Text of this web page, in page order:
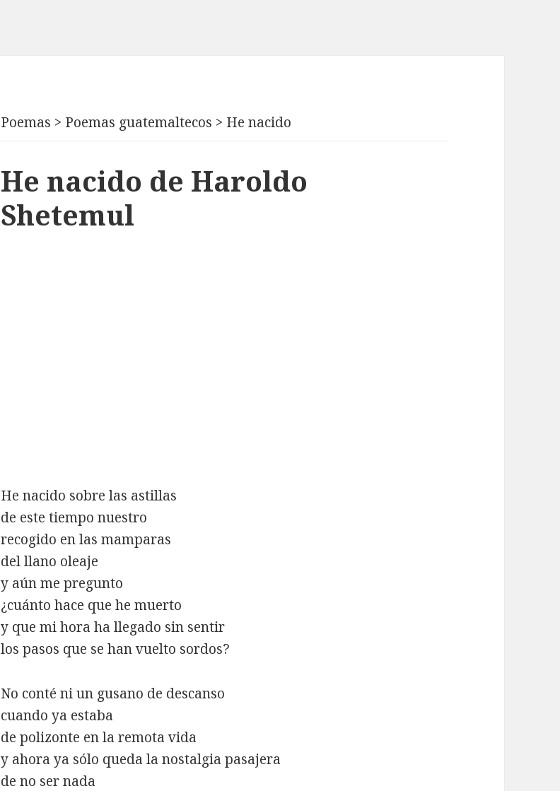
Poemas > Poemas guatemaltecos > He nacido
He nacido de Haroldo
Shetemul
He nacido sobre las astillas
de este tiempo nuestro
recogido en las mamparas
del llano oleaje
y aún me pregunto
¿cuánto hace que he muerto
y que mi hora ha llegado sin sentir
los pasos que se han vuelto sordos?
No conté ni un gusano de descanso
cuando ya estaba
de polizonte en la remota vida
y ahora ya sólo queda la nostalgia pasajera
de no ser nada